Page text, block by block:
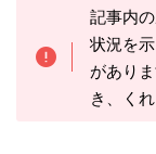
記事内
状況を
があり
き、く